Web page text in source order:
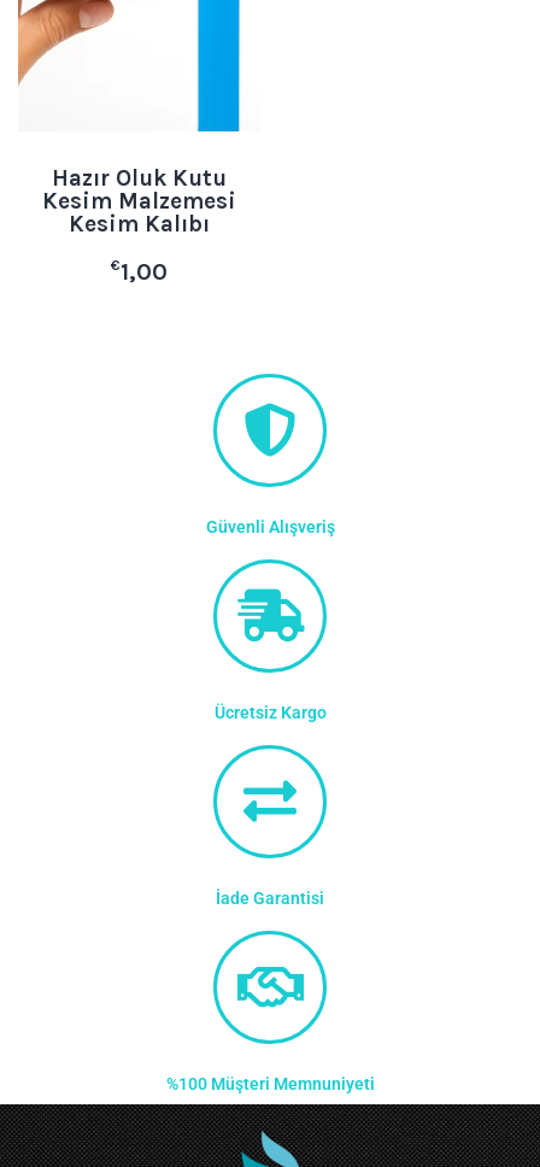
Hazır Oluk Kutu
Kesim Malzemesi
Kesim Kalıbı
€1,00
Güvenli Alışveriş
Ücretsiz Kargo
İade Garantisi
%100 Müşteri Memnuniyeti